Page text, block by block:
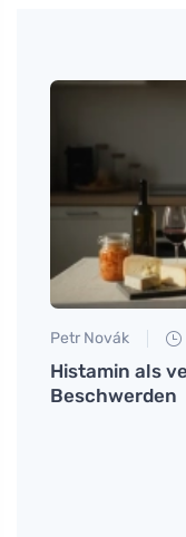
Petr Novák
Histamin als
Beschwerden